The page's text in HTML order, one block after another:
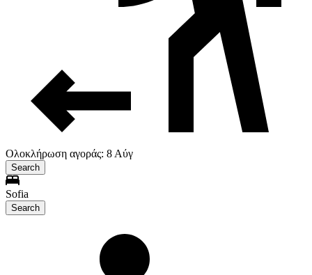
Ολοκλήρωση αγοράς: 8 Αύγ
Search
Sofia
Search